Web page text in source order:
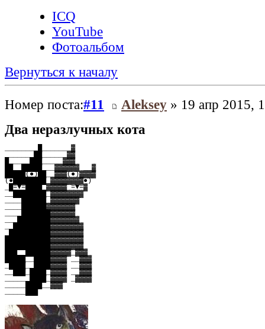
ICQ
YouTube
Фотоальбом
Вернуться к началу
Номер поста:#11 Aleksey » 19 апр 2015,
Два неразлучных кота
________█_______▓
_______██______▓▓
█_____███_____▓▓▓
██__█████___▓▓▓▓▓▓ __▓
█████(●)██__▓▓▓(●)▓▓▓▓
(●████████_▓▓▓▓▓▓▓▓●)
_█=▼=████_▓▓▓▓▓ =▼=▓
__████████_▓▓▓▓▓▓▓▓
____██████_▓▓▓▓▓▓▓
____██████▓▓▓▓▓▓▓
____███████▓▓▓▓▓▓
___████████▓▓▓▓▓▓▓
__█████████▓▓▓▓▓▓▓▓
_██████████▓▓▓▓▓▓▓▓
███████████▓▓▓▓▓▓▓▓
███████████▓▓▓▓▓▓▓▓
███__██████▓▓▓▓▓_▓▓▓
█████__████▓▓▓▓ __▓▓▓
_████__████▓▓▓▓ __▓▓▓
__███_████_▓▓▓▓ __▓▓▓
______████_▓▓▓▓ _▓▓▓▓
_____████__▓▓▓